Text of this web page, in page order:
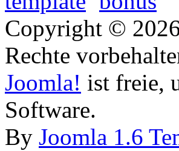
Copyright ©
Rechte
Joomla! ist freie,
Software.
By Joomla 1.6